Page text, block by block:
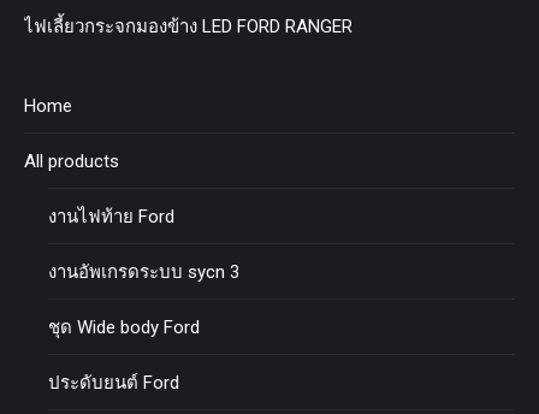
ไฟเลี้ยวกระจกมองข้าง LED FORD RANGER
Home
All products
งานไฟท้าย Ford
งานอัพเกรดระบบ sycn 3
ชุด Wide body Ford
ประดับยนต์ Ford